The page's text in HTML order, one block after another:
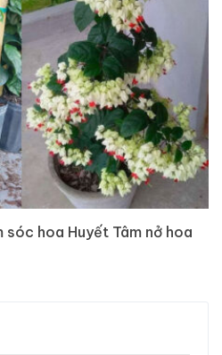
hoa Huyết Tâm nở hoa